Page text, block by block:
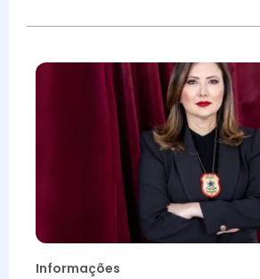
Informações